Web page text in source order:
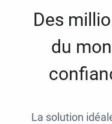
Des
du
La solution